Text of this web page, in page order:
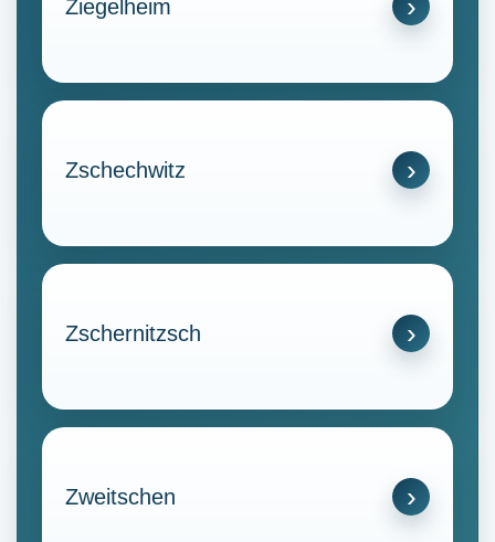
Ziegelheim
Zschechwitz
Zschernitzsch
Zweitschen